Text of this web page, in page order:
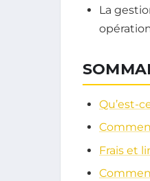
La
Qu’est-
Frais et